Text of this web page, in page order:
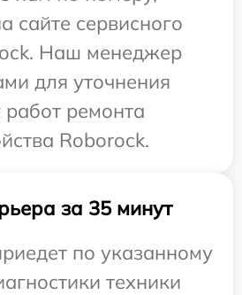
сайте сервисного
Наш менеджер
для уточнения
ремонта
Roborock.
за 35 минут
по указанному
техники